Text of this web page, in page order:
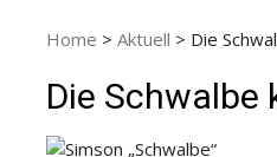
Home > Aktuell > Die
Die Schwalbe